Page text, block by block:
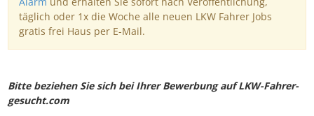
täglich oder 1x die Woche alle neuen LKW Fahrer Jobs
gratis frei Haus per E-Mail.
Bitte beziehen Sie sich bei Ihrer Bewerbung auf LKW-Fahrer-
gesucht.com